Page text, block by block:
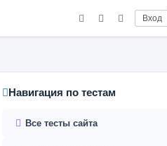
Вход
Навигация по тестам
Все тесты сайта